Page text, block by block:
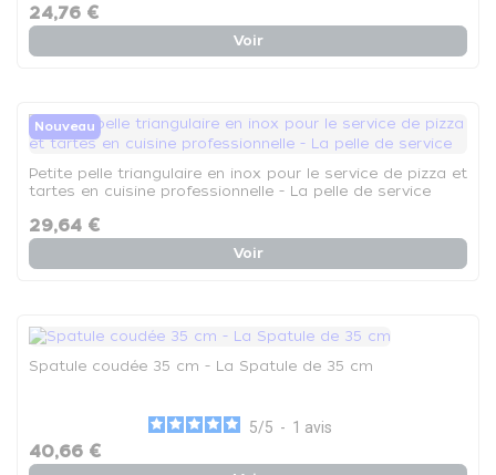
24,76 €
Voir
Nouveau
Petite pelle triangulaire en inox pour le service de pizza et
tartes en cuisine professionnelle - La pelle de service
29,64 €
Voir
Spatule coudée 35 cm - La Spatule de 35 cm
5/5 - 1 avis
40,66 €